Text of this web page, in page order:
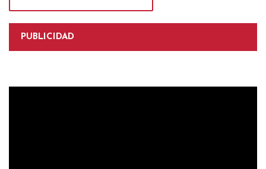
PUBLICIDAD